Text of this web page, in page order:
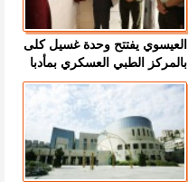
العيسوي يفتتح وحدة غسيل كلى
بالمركز الطبي العسكري بمأدبا